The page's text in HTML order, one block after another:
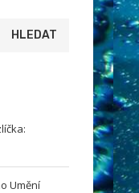
HLEDAT
Umění